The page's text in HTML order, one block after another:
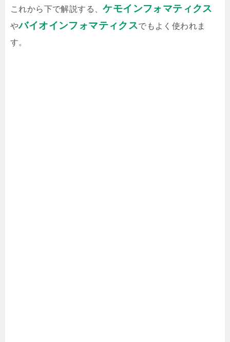
これから下で解説する、ケモインフォマティクス
やバイオインフォマティクスでもよく使われま
す。